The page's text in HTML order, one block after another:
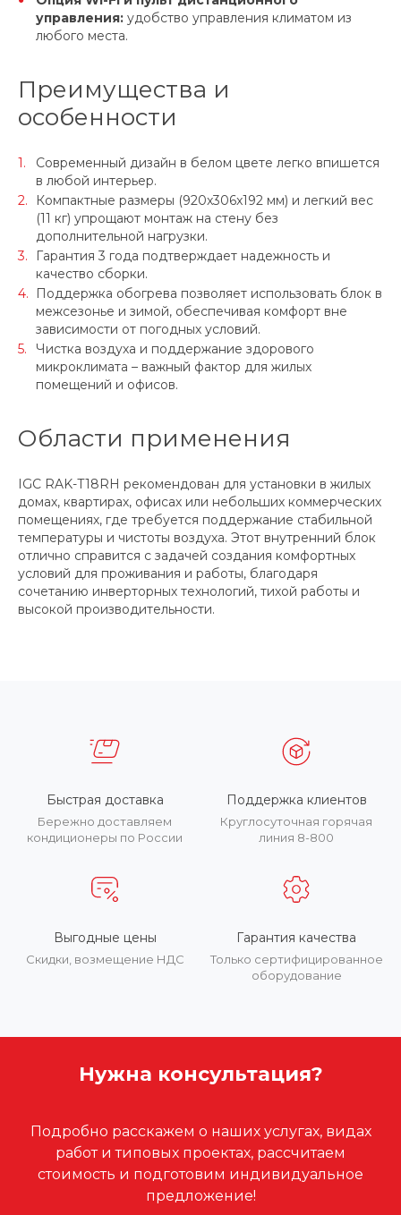
управления: удобство управления климатом из
любого места.
Преимущества и
особенности
Современный дизайн в белом цвете легко впишется
в любой интерьер.
Компактные размеры (920x306x192 мм) и легкий вес
(11 кг) упрощают монтаж на стену без
дополнительной нагрузки.
Гарантия 3 года подтверждает надежность и
качество сборки.
Поддержка обогрева позволяет использовать блок в
межсезонье и зимой, обеспечивая комфорт вне
зависимости от погодных условий.
Чистка воздуха и поддержание здорового
микроклимата – важный фактор для жилых
помещений и офисов.
Области применения
IGC RAK-T18RH рекомендован для установки в жилых
домах, квартирах, офисах или небольших коммерческих
помещениях, где требуется поддержание стабильной
температуры и чистоты воздуха. Этот внутренний блок
отлично справится с задачей создания комфортных
условий для проживания и работы, благодаря
сочетанию инверторных технологий, тихой работы и
высокой производительности.
Быстрая доставка
Бережно доставляем
кондиционеры по России
Поддержка клиентов
Круглосуточная горячая
линия 8-800
Выгодные цены
Скидки, возмещение НДС
Гарантия качества
Только сертифицированное
оборудование
Нужна консультация?
Подробно расскажем о наших услугах, видах
работ и типовых проектах, рассчитаем
стоимость и подготовим индивидуальное
предложение!